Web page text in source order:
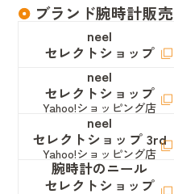
ブランド腕時計販売
neel
セレクトショップ
neel
セレクトショップ
Yahoo!ショッピング店
neel
セレクトショップ 3rd
Yahoo!ショッピング店
腕時計のニール
セレクトショップ